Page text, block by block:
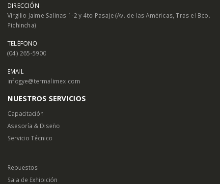
DIRECCIÓN
Virgilio Jaime Salinas 1-2 y 4to Pasaje (Av. de las Américas, Tras el Bco.
Pichincha)
TELÉFONO
(04) 265-5900
EMAIL
infogye@termalimex.com
NUESTROS SERVICIOS
Capacitación
Asesoría & Diseño
Servicio Técnico
Repuestos
Sala de Exhibición